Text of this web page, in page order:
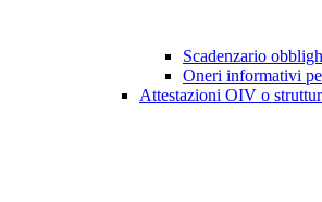
Scadenzario
Oneri informativi
Attestazioni OIV o